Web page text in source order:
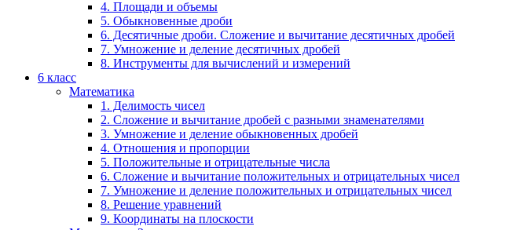
4. Площади и объемы
5. Обыкновенные дроби
6. Десятичные дроби. Сложение и вычитание десятичных дробей
7. Умножение и деление десятичных дробей
8. Инструменты для вычислений и измерений
6 класс
Математика
1. Делимость чисел
2. Сложение и вычитание дробей с разными знаменателями
3. Умножение и деление обыкновенных дробей
4. Отношения и пропорции
5. Положительные и отрицательные числа
6. Сложение и вычитание положительных и отрицательных чисел
7. Умножение и деление положительных и отрицательных чисел
8. Решение уравнений
9. Координаты на плоскости